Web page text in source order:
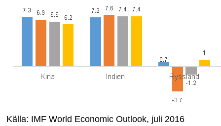
Källa: IMF World Economic Outlook, juli 2016